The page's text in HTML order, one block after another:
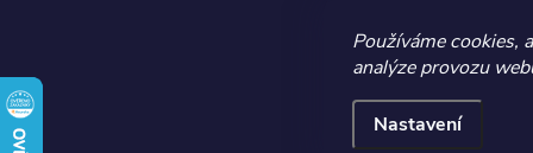
☀️ LETNÍ AKCE
Používáme cookies,
analýze provozu
Nastavení
Přejít
na
obsah
Obchodní podmínky